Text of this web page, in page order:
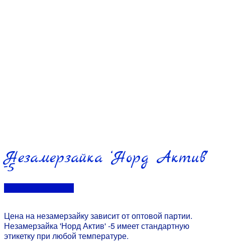
Незамерзайка ‘Норд Актив’
-5
Цена на незамерзайку зависит от оптовой партии.
Незамерзайка 'Норд Актив' -5 имеет стандартную
этикетку при любой температуре.